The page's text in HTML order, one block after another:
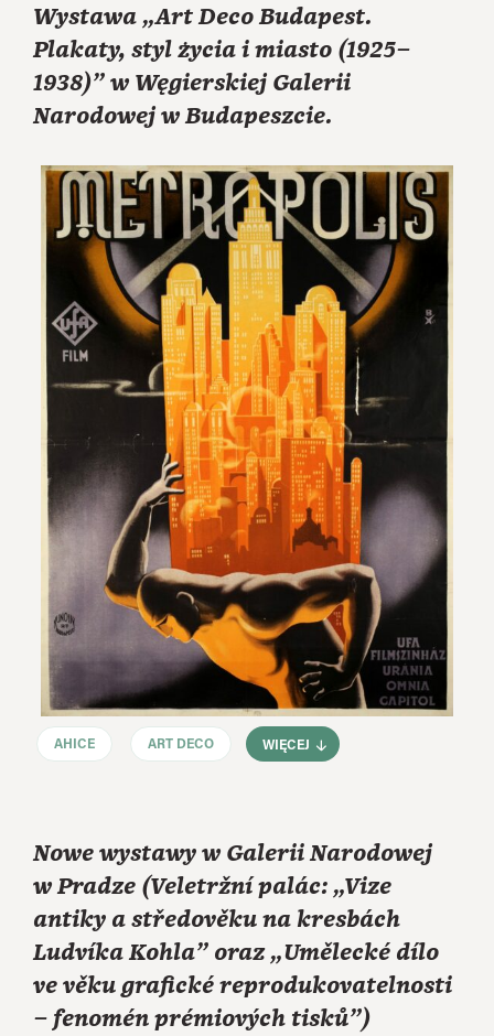
Wystawa „Art Deco Budapest.
Plakaty, styl życia i miasto (1925–
1938)” w Węgierskiej Galerii
Narodowej w Budapeszcie.
AHICE ART DECO WIĘCEJ
Nowe wystawy w Galerii Narodowej
w Pradze (Veletržní palác: „Vize
antiky a středověku na kresbách
Ludvíka Kohla” oraz „Umělecké dílo
ve věku grafické reprodukovatelnosti
⁠–⁠ fenomén prémiových tisků”)